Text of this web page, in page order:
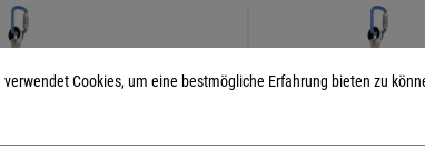
verwendet Cookies, um eine bestmögliche Erfahrung bieten zu